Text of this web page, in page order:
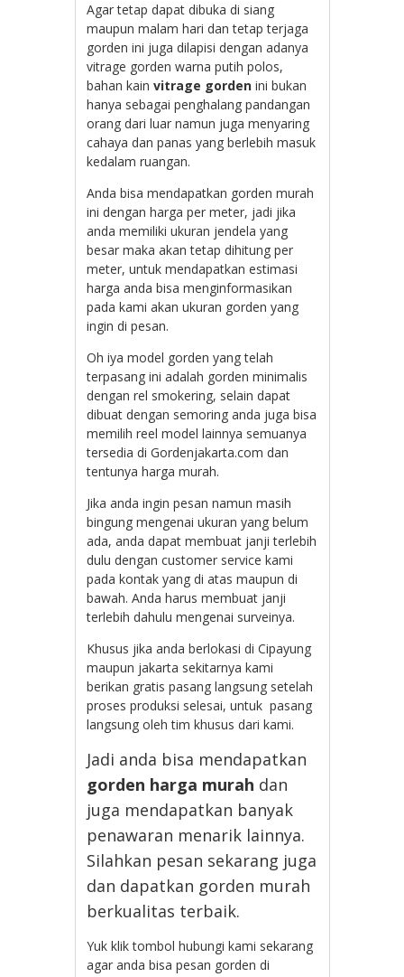
Agar tetap dapat dibuka di siang
maupun malam hari dan tetap terjaga
gorden ini juga dilapisi dengan adanya
vitrage gorden warna putih polos,
bahan kainvitrage gordenini bukan
hanya sebagai penghalang pandangan
orang dari luar namun juga menyaring
cahaya dan panas yang berlebih masuk
kedalam ruangan.
Anda bisa mendapatkan gorden murah
ini dengan harga per meter, jadi jika
anda memiliki ukuran jendela yang
besar maka akan tetap dihitung per
meter, untuk mendapatkan estimasi
harga anda bisa menginformasikan
pada kami akan ukuran gorden yang
ingin di pesan.
Oh iya model gorden yang telah
terpasang ini adalah gorden minimalis
dengan rel smokering, selain dapat
dibuat dengan semoring anda juga bisa
memilih reel model lainnya semuanya
tersedia di Gordenjakarta.com dan
tentunya harga murah.
Jika anda ingin pesan namun masih
bingung mengenai ukuran yang belum
ada, anda dapat membuat janji terlebih
dulu dengan customer service kami
pada kontak yang di atas maupun di
bawah. Anda harus membuat janji
terlebih dahulu mengenai surveinya.
Khusus jika anda berlokasi di Cipayung
maupun jakarta sekitarnya kami
berikan gratis pasang langsung setelah
proses produksi selesai, untuk pasang
langsung oleh tim khusus dari kami.
Jadi anda bisa mendapatkan
gorden harga murah dan
juga mendapatkan banyak
penawaran menarik lainnya.
Silahkan pesan sekarang juga
dan dapatkan gorden murah
berkualitas terbaik.
Yuk klik tombol hubungi kami sekarang
agar anda bisa pesan gorden di